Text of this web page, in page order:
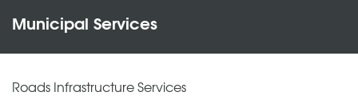
Municipal Services
Roads Infrastructure Services